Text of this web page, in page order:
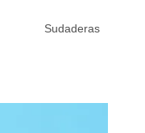
Sudaderas